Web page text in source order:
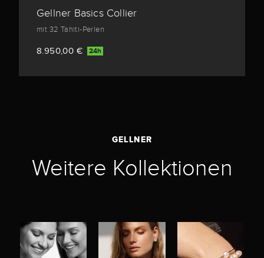
Gellner Basics Collier
mit 32 Tahiti-Perlen
8.950,00 € 24h
GELLNER
Weitere Kollektionen